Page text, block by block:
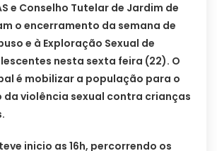
e Conselho Tutelar de Jardim de
o encerramento da semana de
e à Exploração Sexual de
nesta sexta feira (22). O
é mobilizar a população para o
violência sexual contra crianças
inicio as 16h, percorrendo os